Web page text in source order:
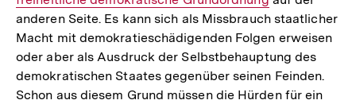
anderen Seite. Es kann sich als Missbrauch staatlicher
Macht mit demokratieschädigenden Folgen erweisen
oder aber als Ausdruck der Selbstbehauptung des
demokratischen Staates gegenüber seinen Feinden.
Schon aus diesem Grund müssen die Hürden für ein